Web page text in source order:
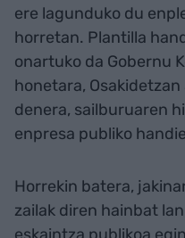
ere lagunduko du
horretan. Plantilla
onartuko da Gobernu
honetara,
denera, sailburuaren
enpresa publiko
Horrekin batera,
zailak diren hainbat
eskaintza publikoa